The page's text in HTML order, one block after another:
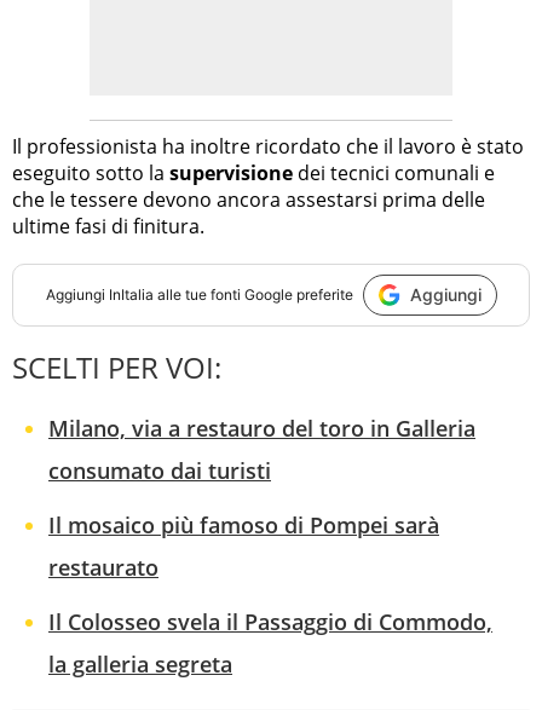
Il professionista ha inoltre ricordato che il lavoro è stato
eseguito sotto la supervisione dei tecnici comunali e
che le tessere devono ancora assestarsi prima delle
ultime fasi di finitura.
Aggiungi InItalia alle tue fonti Google preferite Aggiungi
SCELTI PER VOI:
Milano, via a restauro del toro in Galleria
consumato dai turisti
Il mosaico più famoso di Pompei sarà
restaurato
Il Colosseo svela il Passaggio di Commodo,
la galleria segreta